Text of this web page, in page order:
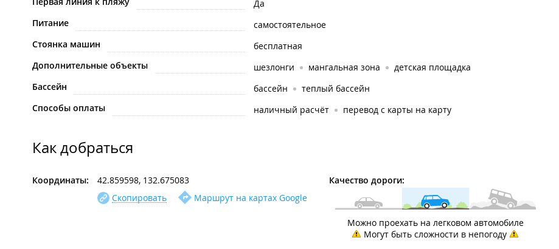
Да
Питание
самостоятельное
Стоянка машин
бесплатная
Дополнительные объекты
шезлонги мангальная зона
детская площадка
Бассейн
бассейн
теплый бассейн
Способы оплаты
наличный расчёт перевод с карты на карту
Как добраться
Координаты:
42.859598, 132.675083
Скопировать
Маршрут на картах Google
Качество дороги:
Можно проехать на легковом автомобиле
Могут быть сложности в непогоду